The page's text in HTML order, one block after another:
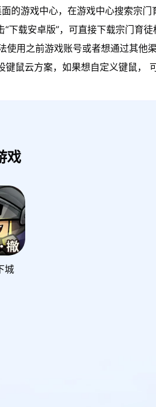
的游戏中心，在游戏中心搜索宗门
载安卓版”，可直接下载宗门育
使用之前游戏账号或者想通过其
键鼠云方案，如果想自定义键鼠，
戏
城